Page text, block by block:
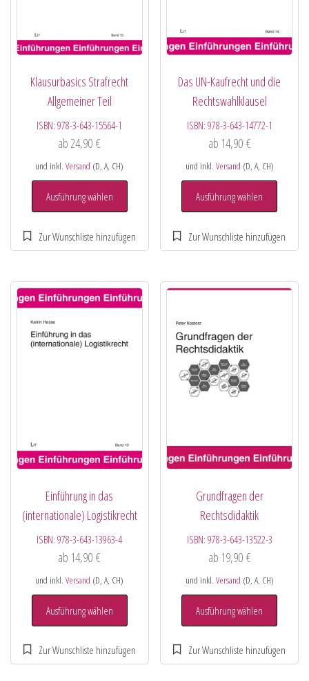
Klausurbasics Strafrecht
Allgemeiner Teil
ISBN:978-3-643-15564-1
ab24,90€
und inkl.Versand (D, A, CH)
Ausführung wählen
Das UN-Kaufrecht und die
Rechtswahlklausel
ISBN: 978-3-643-14772-1
ab 14,90 €
und inkl. Versand (D, A, CH)
Ausführung wählen
Einführung in das
(internationale) Logistikrecht
ISBN:978-3-643-13963-4
ab 14,90€
und inkl.Versand (D, A, CH)
Ausführung wählen
Grundfragen der
Rechtsdidaktik
ISBN: 978-3-643-13522-3
ab 19,90 €
und inkl. Versand (D, A, CH)
Ausführung wählen